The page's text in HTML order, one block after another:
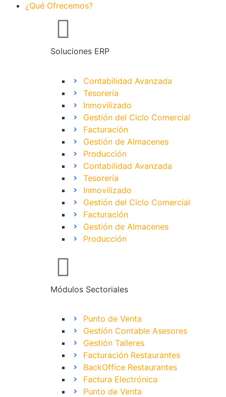
¿Qué Ofrecemos?
Soluciones ERP
Contabilidad Avanzada
Tesorería
Inmovilizado
Gestión del Ciclo Comercial
Facturación
Gestión de Almacenes
Producción
Contabilidad Avanzada
Tesorería
Inmovilizado
Gestión del Ciclo Comercial
Facturación
Gestión de Almacenes
Producción
Módulos Sectoriales
Punto de Venta
Gestión Contable Asesores
Gestión Talleres
Facturación Restaurantes
BackOffice Restaurantes
Factura Electrónica
Punto de Venta